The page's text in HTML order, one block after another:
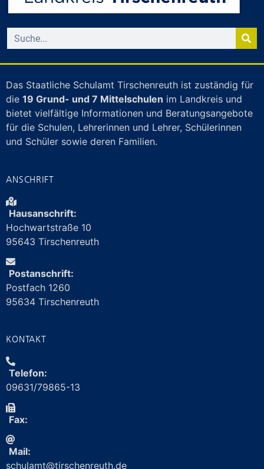
Das Staatliche Schulamt Tirschenreuth ist zuständig für
die 19 Grund- und 7 Mittelschulen im Landkreis und
bietet vielfältige Informationen und Beratungsangebote
für die Schulen, Lehrerinnen und Lehrer, Schülerinnen
und Schüler sowie deren Familien.
ANSCHRIFT
Hausanschrift:
Hochwartstraße 10
95643 Tirschenreuth
Postanschrift:
Postfach 1260
95634 Tirschenreuth
KONTAKT
Telefon:
09631/79865-13
Fax:
Mail:
schulamt@tirschenreuth.de